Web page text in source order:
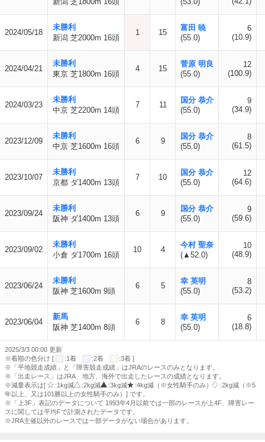
2024/05/18
未勝利
新潟 芝2000m 16頭
1 15
富田 暁
(55.0)
6
(10.9)
2024/04/21
未勝利
東京 芝1800m 16頭
4 15
菅原 明良
(55.0)
12
(100.9)
2024/03/23
未勝利
中京 芝2200m 14頭
7 11
国分 恭介
(55.0)
9
(34.9)
2023/12/09
未勝利
中京 芝1600m 16頭
6 9
国分 恭介
(55.0)
8
(61.5)
2023/10/07
未勝利
京都 ダ1400m 13頭
7 10
国分 恭介
(55.0)
12
(64.6)
2023/09/24
未勝利
阪神 ダ1400m 13頭
6 9
国分 恭介
(55.0)
9
(59.6)
2023/09/02
未勝利
小倉 ダ1700m 16頭
10 4
今村 聖奈
(▲52.0)
10
(48.9)
2023/06/24
未勝利
阪神 芝1600m 9頭
6 5
幸 英明
(55.0)
8
(53.2)
2023/06/04
新馬
阪神 芝1400m 8頭
6 8
幸 英明
(55.0)
6
(18.8)
2025/3/3 00:00 更新
※着順の色分け [
:1着 :2着
:3着 ]
※「平地競走成績」と「障害競走成績」はJRAのレースのみとなります。
※「出走レース」はJRA、地方、海外で出走したレースの成績となります。
※減量表示は[
:1kg減 :2kg減 :3kg減 :4kg減（※女性騎手のみ）
:2kg減（※5
年以上、又は101勝以上の女性騎手のみ）] です。
※「上3F」表記のデータについて 1993年4月以前では一部のレースが上4F、障害レー
スに関しては平均Fで計測されたデータです。
※JRA主催以外のレースでは一部データがない場合があります。